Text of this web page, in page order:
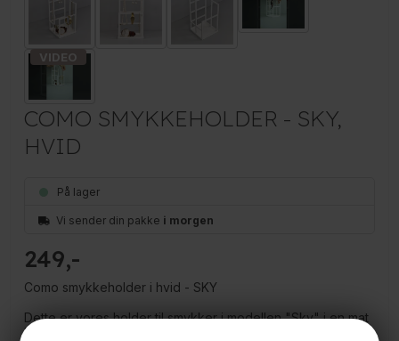
COMO SMYKKEHOLDER - SKY,
HVID
På lager
Vi sender din pakke i morgen
249
Como smykkeholder i hvid - SKY
Dette er vores holder til smykker i modellen "Sky" i en mat
hvid farve.